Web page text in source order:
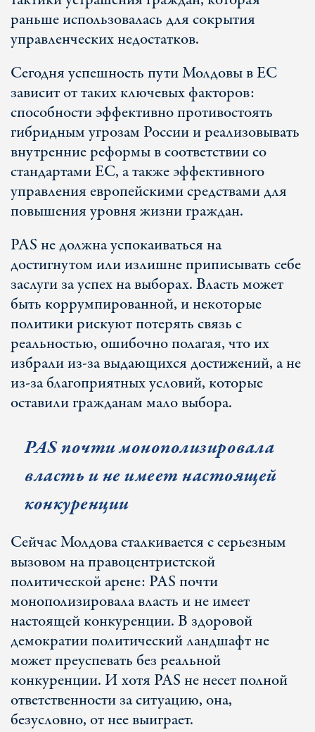
раньше использовалась для сокрытия
управленческих недостатков.
Сегодня успешность пути Молдовы в ЕС
зависит от таких ключевых факторов:
способности эффективно противостоять
гибридным угрозам России и реализовывать
внутренние реформы в соответствии со
стандартами ЕС, а также эффективного
управления европейскими средствами для
повышения уровня жизни граждан.
PAS не должна успокаиваться на
достигнутом или излишне приписывать себе
заслуги за успех на выборах. Власть может
быть коррумпированной, и некоторые
политики рискуют потерять связь с
реальностью, ошибочно полагая, что их
избрали из-за выдающихся достижений, а не
из-за благоприятных условий, которые
оставили гражданам мало выбора.
PAS почти монополизировала
власть и не имеет настоящей
конкуренции
Сейчас Молдова сталкивается с серьезным
вызовом на правоцентристской
политической арене: PAS почти
монополизировала власть и не имеет
настоящей конкуренции. В здоровой
демократии политический ландшафт не
может преуспевать без реальной
конкуренции. И хотя PAS не несет полной
ответственности за ситуацию, она,
безусловно, от нее выиграет.